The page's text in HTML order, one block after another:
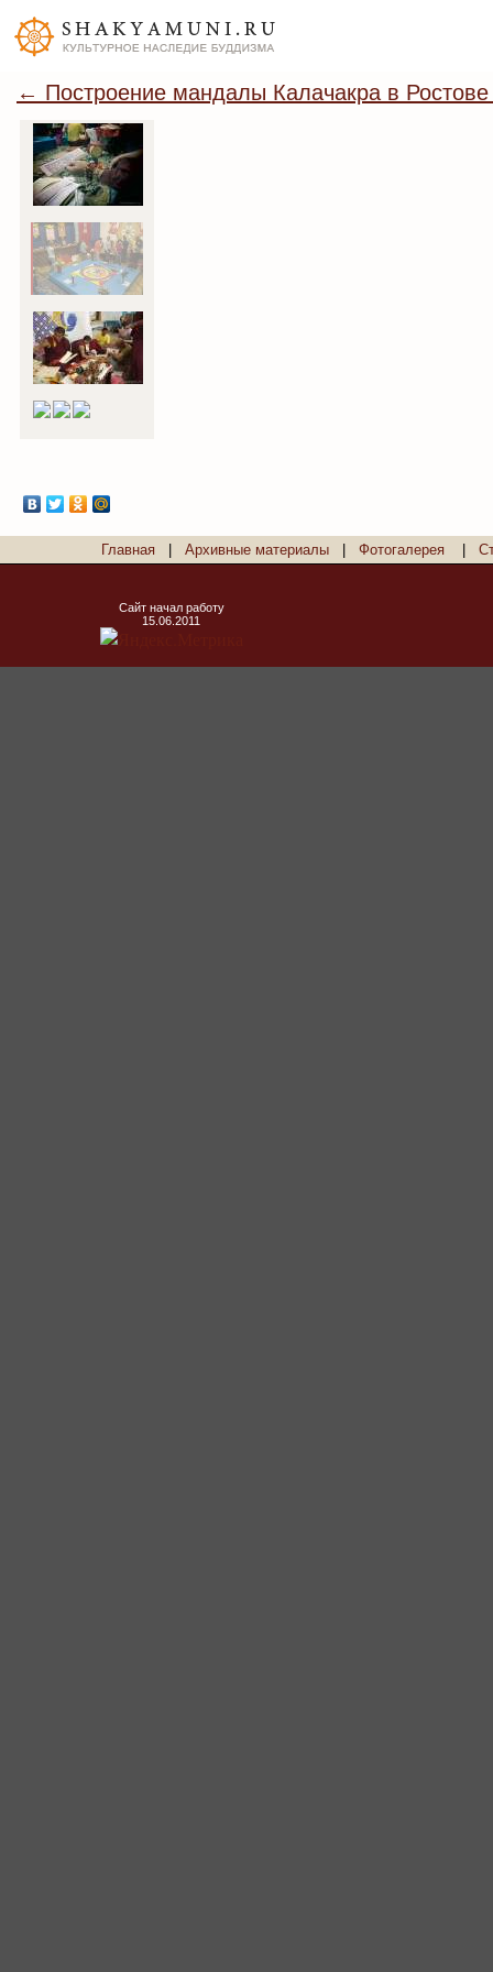
← Построение мандалы Калачакра в Ростове
Главная Архивные материалы Фотогалерея
Сайт начал работу
15.06.2011